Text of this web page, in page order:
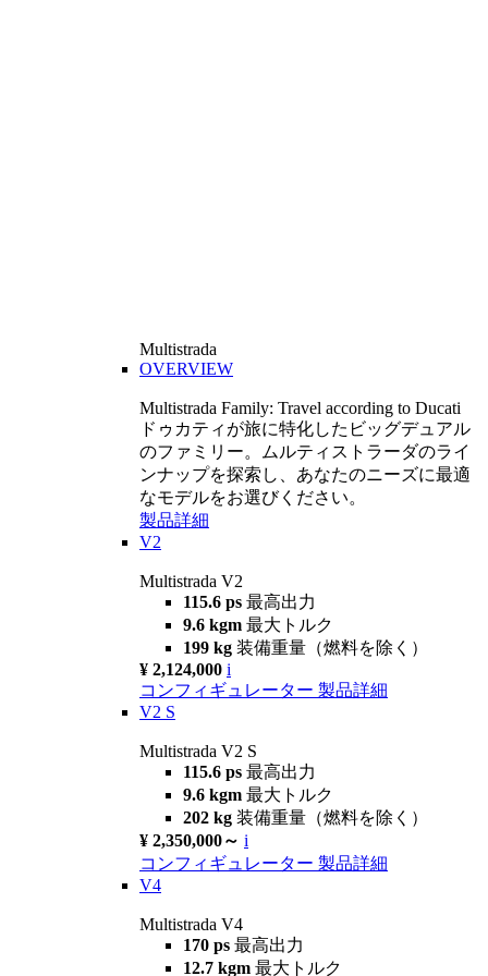
Multistrada
OVERVIEW
Multistrada Family: Travel according to Ducati
ドゥカティが旅に特化したビッグデュアル
のファミリー。ムルティストラーダのライ
ンナップを探索し、あなたのニーズに最適
なモデルをお選びください。
製品詳細
V2
Multistrada V2
115.6 ps 最高出力
9.6 kgm 最大トルク
199 kg 装備重量（燃料を除く）
¥ 2,124,000 i
コンフィギュレーター 製品詳細
V2 S
Multistrada V2 S
115.6 ps 最高出力
9.6 kgm 最大トルク
202 kg 装備重量（燃料を除く）
¥ 2,350,000～ i
コンフィギュレーター 製品詳細
V4
Multistrada V4
170 ps 最高出力
12.7 kgm 最大トルク